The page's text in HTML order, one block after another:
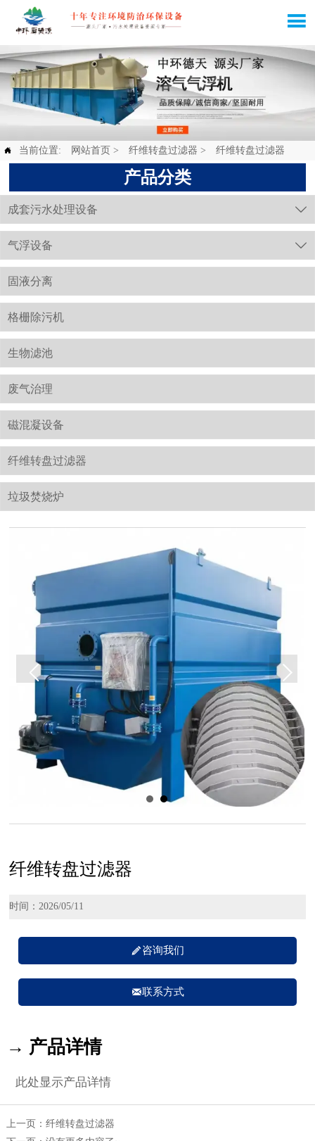

 当前位置: 网站首页 > 纤维转盘过滤器 > 纤维转盘过滤器
产品分类
成套污水处理设备 
气浮设备 
固液分离
格栅除污机
生物滤池
废气治理
磁混凝设备
纤维转盘过滤器
垃圾焚烧炉
纤维转盘过滤器
时间：2026/05/11
咨询我们
联系方式
→ 产品详情
此处显示产品详情
上一页： 纤维转盘过滤器